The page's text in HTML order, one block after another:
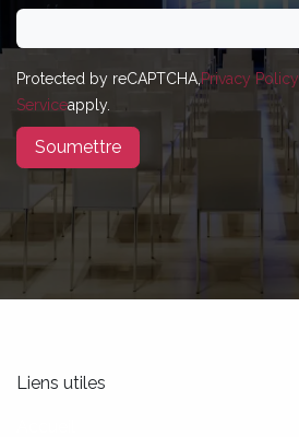
Protected by reCAPTCHA,Privacy Policy
Serviceapply.
Soumettre
Liens utiles